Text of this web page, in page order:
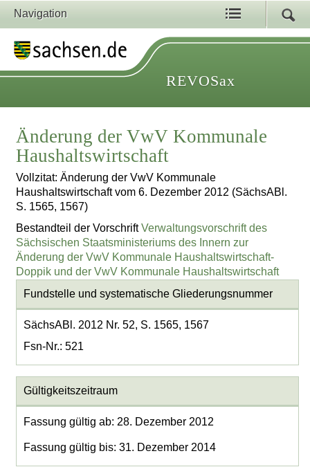
Navigation
REVOSax
Änderung der VwV Kommunale
Haushaltswirtschaft
Vollzitat: Änderung der VwV Kommunale
Haushaltswirtschaft vom 6. Dezember 2012 (SächsABl.
S. 1565, 1567)
Bestandteil der VorschriftVerwaltungsvorschrift des
Sächsischen Staatsministeriums des Innern zur
Änderung der VwV Kommunale Haushaltswirtschaft-
Doppik und der VwV Kommunale Haushaltswirtschaft
Fundstelle und systematische Gliederungsnummer
SächsABl. 2012 Nr. 52, S. 1565, 1567
Fsn-Nr.: 521
Gültigkeitszeitraum
Fassung gültig ab: 28. Dezember 2012
Fassung gültig bis: 31. Dezember 2014